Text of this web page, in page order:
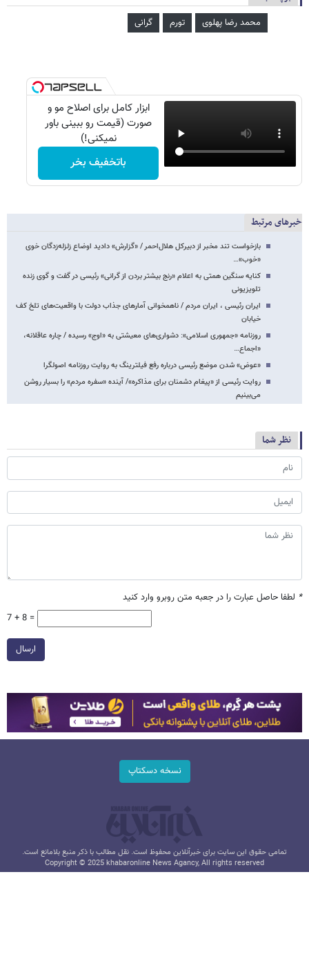
محمد رضا پهلوی تورم گرانی
ابزار کامل برای اصلاح مو و
صورت (قیمت رو ببینی باور
نمیکنی!)
باتخفیف بخر
خبرهای مرتبط
بازخواست تند مخبر از دبیرکل هلال‌احمر / «گزارش» دادید اوضاع زلزله‌زدگان خوی
«خوب»…
کنایه سنگین همتی به اعلام «رنج بیشتر بردن از گرانی» رئیسی در گفت و گوی زنده
تلویزیونی
ایران رئیسی ، ایران مردم / ناهمخوانی آمارهای جذاب دولت با واقعیت‌های تلخ کف
خیابان
روزنامه «جمهوری اسلامی»: دشواری‌های معیشتی به «اوج» رسیده / چاره عاقلانه،
«اجماع…
«عوض» شدن موضع رئیسی درباره رفع فیلترینگ به روایت روزنامه اصولگرا
روایت رئیسی از «پیغام دشمنان برای مذاکره»/ آینده «سفره مردم» را بسیار روشن
می‌بینیم
نظر شما
* لطفا حاصل عبارت را در جعبه متن روبرو وارد کنید
7 + 8 =
ارسال
نسخه دسکتاپ
تمامی حقوق این سایت برای خبرآنلاین محفوظ است. نقل مطالب با ذکر منبع بلامانع است.
Copyright © 2025 khabaronline News Agancy, All rights reserved